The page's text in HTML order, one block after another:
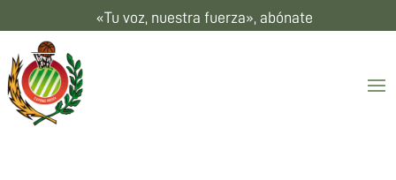
«Tu voz, nuestra fuerza», abónate